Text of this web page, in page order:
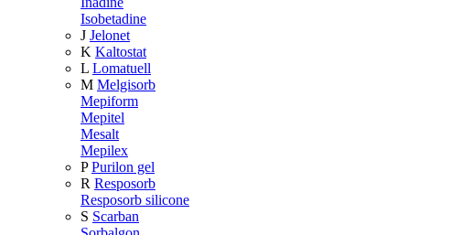
Isobetadine
J Jelonet
K Kaltostat
L Lomatuell
M Melgisorb
Mepiform
Mepitel
Mesalt
Mepilex
P Purilon gel
R Resposorb
Resposorb silicone
S Scarban